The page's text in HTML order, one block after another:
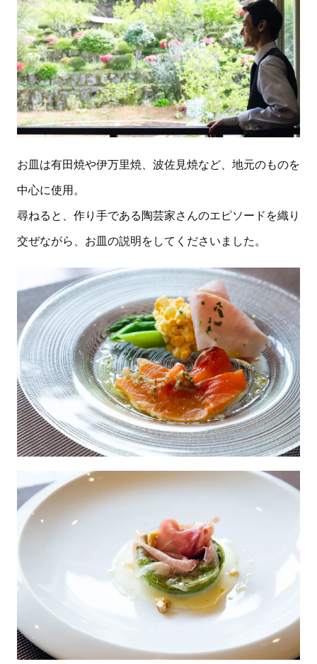
お皿は有田焼や伊万里焼、波佐見焼など、地元のものを
中心に使用。
尋ねると、作り手である陶芸家さんのエピソードを織り
交ぜながら、お皿の説明をしてくださいました。